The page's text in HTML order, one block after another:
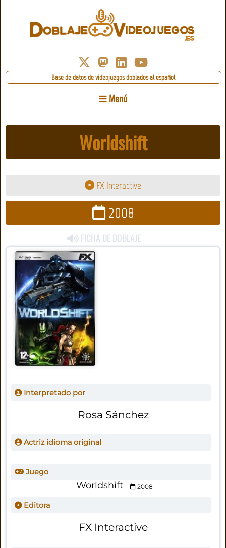
Base de datos de videojuegos doblados al español
Menú
Worldshift
FX Interactive
2008
FICHA DE DOBLAJE
Interpretado por
Rosa Sánchez
Actriz idioma original
Juego
Worldshift 2008
Editora
FX Interactive